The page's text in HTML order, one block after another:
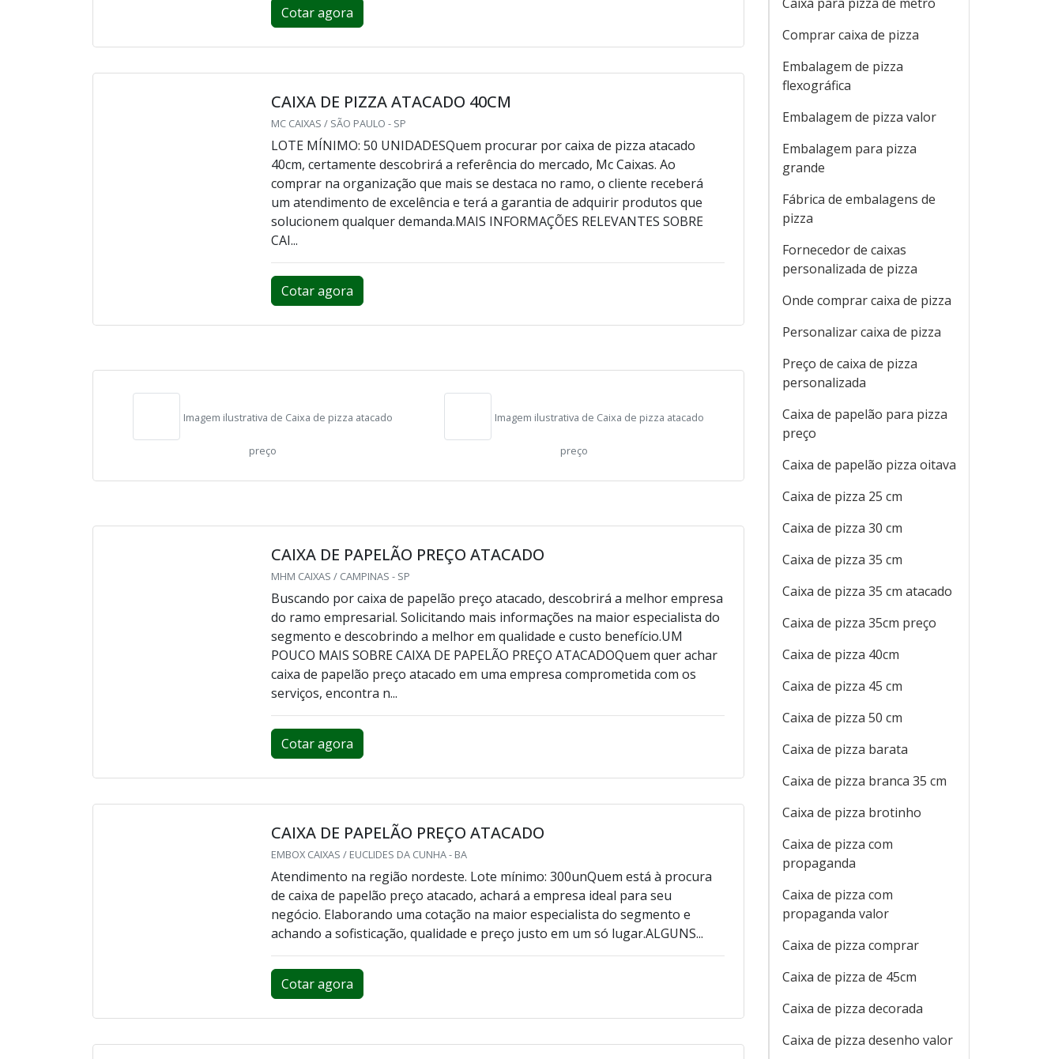
organização mais competente do ramo.Quando a procura é por caixa de
Cotar agora
CAIXA DE PIZZA ATACADO 40CM
MC CAIXAS / SÃO PAULO - SP
LOTE MÍNIMO: 50 UNIDADESQuem procurar por caixa de pizza atacado
40cm, certamente descobrirá a referência do mercado, Mc Caixas. Ao
comprar na organização que mais se destaca no ramo, o cliente receberá
um atendimento de excelência e terá a garantia de adquirir produtos que
Imagem ilustrativa de Caixa de pizza atacado preço
CAIXA DE PAPELÃO PREÇO ATACADO
MHM CAIXAS / CAMPINAS - SP
Buscando por caixa de papelão preço atacado, descobrirá a melhor empresa
do ramo empresarial. Solicitando mais informações na maior especialista do
segmento e descobrindo a melhor em qualidade e custo benefício.UM
POUCO MAIS SOBRE CAIXA DE PAPELÃO PREÇO ATACADOQuem quer achar
caixa de papelão preço atacado em uma empresa comprometida com os
serviços, encontra n...
Cotar agora
Comprar caixa de pizza
Embalagem de pizza
flexográfica
Embalagem de pizza valor
Embalagem para pizza
grande
Fábrica de embalagens de
pizza
Fornecedor de caixas
personalizada de pizza
Onde comprar caixa de pizza
Personalizar caixa de pizza
Preço de caixa de pizza
personalizada
Caixa de papelão para pizza
preço
Caixa de papelão pizza oitava
Caixa de pizza 25 cm
Caixa de pizza 30 cm
Caixa de pizza 35 cm
Caixa de pizza 35 cm atacado
Caixa de pizza 35cm preço
Caixa de pizza 40cm
Caixa de pizza 45 cm
Caixa de pizza 50 cm
Caixa de pizza barata
Caixa de pizza branca 35 cm
Caixa de pizza brotinho
Caixa de pizza com
propaganda
Caixa de pizza com
propaganda valor
Caixa de pizza comprar
Caixa de pizza de 45cm
Caixa de pizza decorada
Caixa de pizza desenho valor